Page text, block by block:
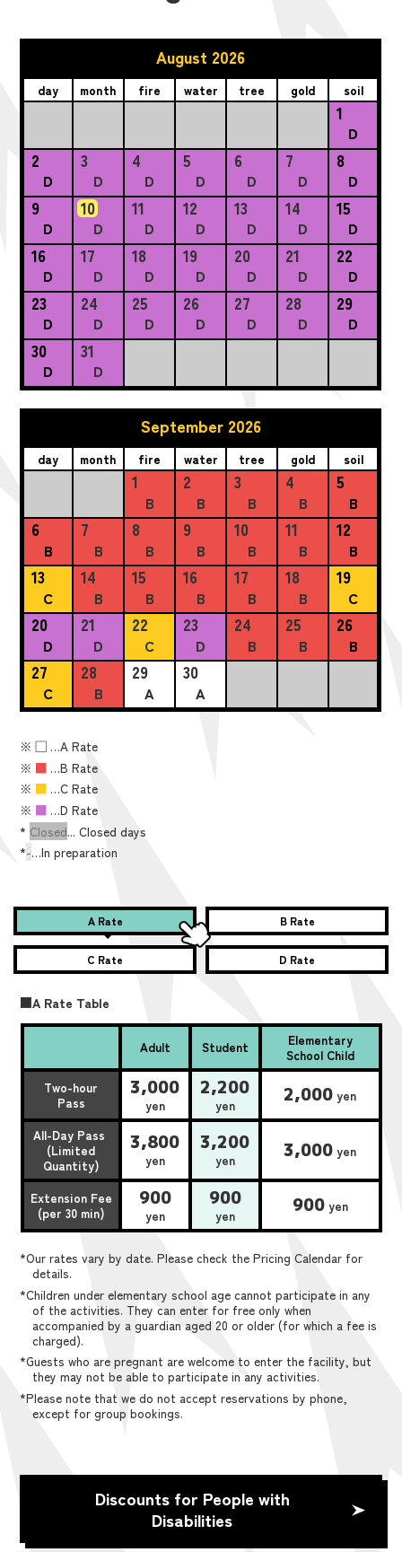
August 2026
day month fire water tree gold soil
1
D
2
D
3
D
4
D
5
D
6
D
7
D
8
D
9
D
10
D
11
D
12
D
13
D
14
D
15
D
16
D
17
D
18
D
19
D
20
D
21
D
22
D
23
D
24
D
25
D
26
D
27
D
28
D
29
D
30
D
31
D
September 2026
day month fire water tree gold soil
1
B
2
B
3
B
4
B
5
B
6
B
7
B
8
B
9
B
10
B
11
B
12
B
13
C
14
B
15
B
16
B
17
B
18
B
19
C
20
D
21
D
22
C
23
D
24
B
25
B
26
B
27
C
28
B
29
A
30
A
※■ …A Rate
※ ■ …B Rate
※ ■ …C Rate
※ ■ …D Rate
* Closed... Closed days
*-…In preparation
A Rate B Rate
C Rate D Rate
■A Rate Table
Adult Student
Elementary
School Child
Two-hour
Pass
3,000
yen
2,200
yen 2,000 yen
All-Day Pass
(Limited
Quantity)
3,800
yen
3,200
yen 3,000 yen
Extension Fee
(per 30 min)
900
yen
900
yen 900yen
*Our rates vary by date. Please check the Pricing Calendar for
details.
*Children under elementary school age cannot participate in any
of the activities. They can enter for free only when
accompanied by a guardian aged 20 or older (for which a fee is
charged).
*Guests who are pregnant are welcome to enter the facility, but
they may not be able to participate in any activities.
*Please note that we do not accept reservations by phone,
except for group bookings.
Discounts for People with
Disabilities